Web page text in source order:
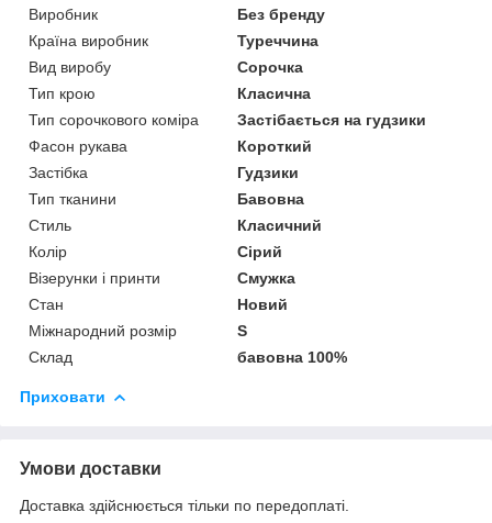
Виробник
Без бренду
Країна виробник
Туреччина
Вид виробу
Сорочка
Тип крою
Класична
Тип сорочкового коміра
Застібається на гудзики
Фасон рукава
Короткий
Застібка
Гудзики
Тип тканини
Бавовна
Стиль
Класичний
Колір
Сірий
Візерунки і принти
Смужка
Стан
Новий
Міжнародний розмір
S
Склад
бавовна 100%
Приховати
Умови доставки
Доставка здійснюється тільки по передоплаті.